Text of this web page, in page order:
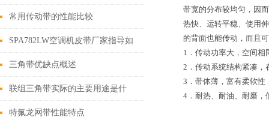
常用传动带的性能比较
SPA782LW空调机皮带厂家指导如
何维护汽车空调
三角带优缺点概述
联组三角带实际的主要用途是什
么？
特氟龙网带性能特点
带宽的分布较均匀，因
热快、运转平稳、使用
的背面也能传动，而且
1．传动功率大，空间相
2．传动系统结构紧凑，
3．带体薄，富有柔软性
4．耐热、耐油、耐磨，